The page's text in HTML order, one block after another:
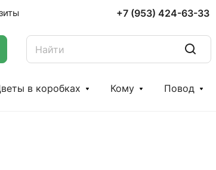
+7 (953) 424-63-33
в коробках Кому Повод